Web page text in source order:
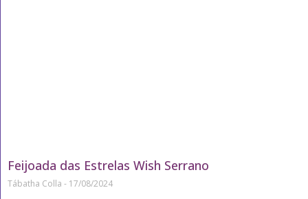
Feijoada das Estrelas Wish Serrano
Tábatha Colla 17/08/2024